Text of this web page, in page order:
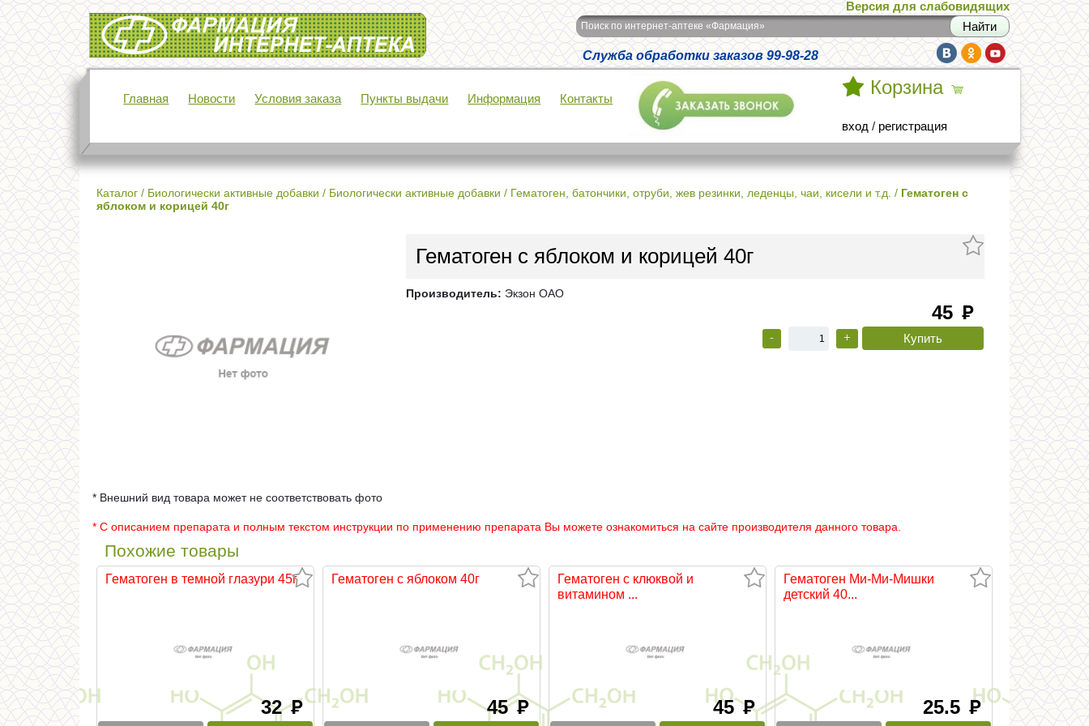
Интернет-аптека Фармация
Версия для слабовидящих
Поиск по интернет-аптеке «Фармация»
Служба обработки заказов 99-98-28
Главная Новости Условия заказа Пункты выдачи Информация Контакты
Корзина
вход / регистрация
Каталог / Биологически активные добавки / Биологически активные добавки / Гематоген, батончики, отруби, жев резинки, леденцы, чаи, кисели и т.д. / Гематоген с
яблоком и корицей 40г
Гематоген с яблоком и корицей 40г
Производитель: Экзон ОАО
45 руб
- +
* Внешний вид товара может не соответствовать фото
* С описанием препарата и полным текстом инструкции по применению препарата Вы можете ознакомиться на сайте производителя данного товара.
Похожие товары
Гематоген в темной глазури 45г
32руб
Гематоген с яблоком 40г
45руб
Гематоген с клюквой и
витамином ...
45руб
Гематоген Ми-Ми-Мишки
детский 40...
25.5 руб